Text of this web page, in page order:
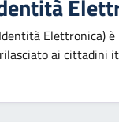
Elettronica)
ai cittadini